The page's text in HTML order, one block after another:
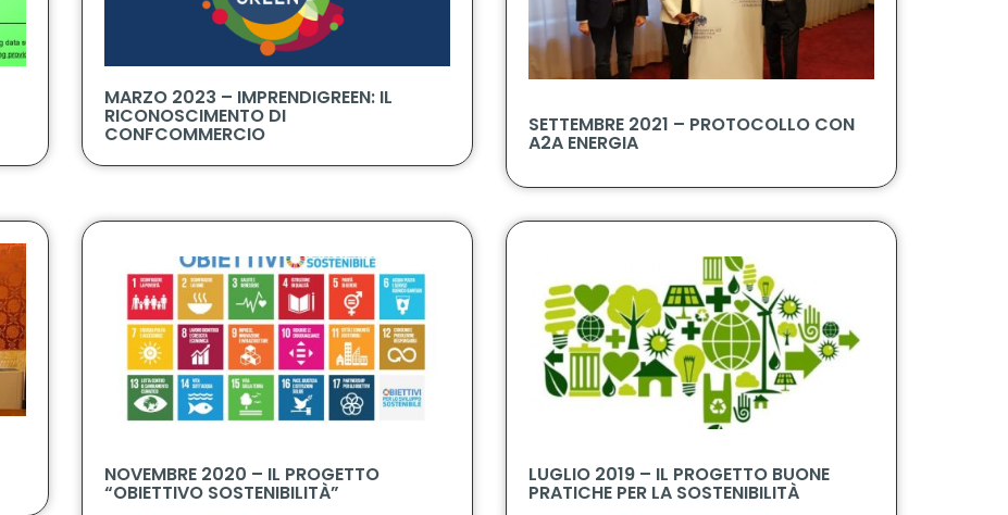
MARZO 2023 – IMPRENDIGREEN: IL
RICONOSCIMENTO DI
CONFCOMMERCIO SETTEMBRE 2021 – PROTOCOLLO CON
A2A ENERGIA
NOVEMBRE 2020 – IL PROGETTO
“OBIETTIVO SOSTENIBILITÀ”
LUGLIO 2019 – IL PROGETTO BUONE
PRATICHE PER LA SOSTENIBILITÀ